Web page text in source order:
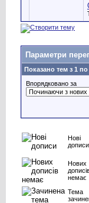
Параметри
Показано тем з 1
Впорядковано за
Нові
дописи
Нових
немає
Тема